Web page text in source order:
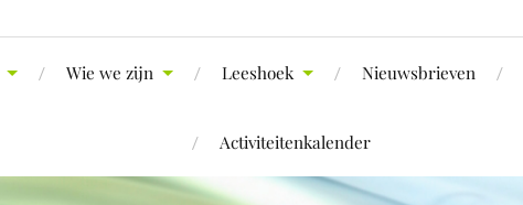
Wie we zijn Leeshoek Nieuwsbrieven
Activiteitenkalender